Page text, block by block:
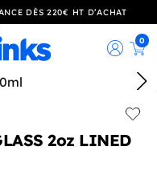
DÈS 220€ HT D’ACHAT
0
2oz LINED